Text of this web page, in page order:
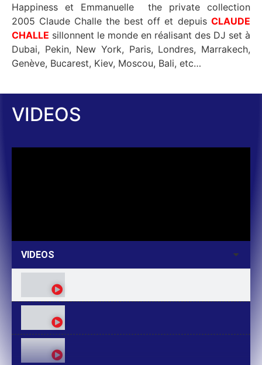
Happiness et Emmanuelle the private collection
2005 Claude Challe the best off et depuis CLAUDE
CHALLE sillonnent le monde en réalisant des DJ set à
Dubai, Pekin, New York, Paris, Londres, Marrakech,
Genève, Bucarest, Kiev, Moscou, Bali, etc…
VIDEOS
VIDEOS